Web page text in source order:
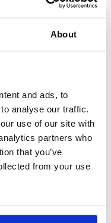
About
and ads, to
analyse our traffic.
use of our site with
partners who
that you’ve
from your use
tider!